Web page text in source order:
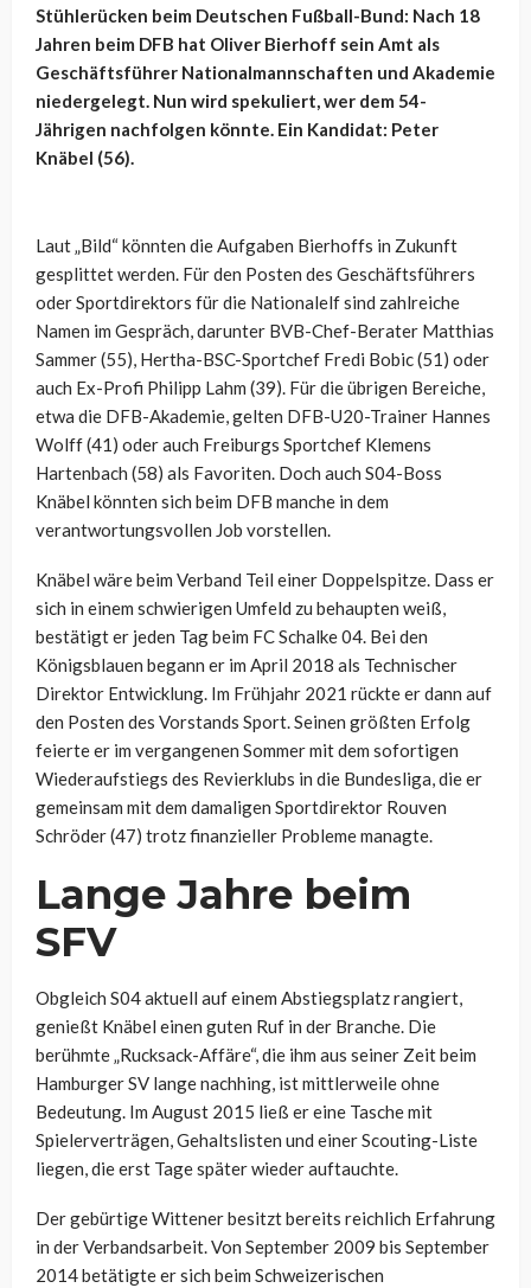
Stühlerücken beim Deutschen Fußball-Bund: Nach 18
Jahren beim DFB hat Oliver Bierhoff sein Amt als
Geschäftsführer Nationalmannschaften und Akademie
niedergelegt. Nun wird spekuliert, wer dem 54-
Jährigen nachfolgen könnte. Ein Kandidat: Peter
Knäbel (56).
Laut „Bild“ könnten die Aufgaben Bierhoffs in Zukunft
gesplittet werden. Für den Posten des Geschäftsführers
oder Sportdirektors für die Nationalelf sind zahlreiche
Namen im Gespräch, darunter BVB-Chef-Berater Matthias
Sammer (55), Hertha-BSC-Sportchef Fredi Bobic (51) oder
auch Ex-Profi Philipp Lahm (39). Für die übrigen Bereiche,
etwa die DFB-Akademie, gelten DFB-U20-Trainer Hannes
Wolff (41) oder auch Freiburgs Sportchef Klemens
Hartenbach (58) als Favoriten. Doch auch S04-Boss
Knäbel könnten sich beim DFB manche in dem
verantwortungsvollen Job vorstellen.
Knäbel wäre beim Verband Teil einer Doppelspitze. Dass er
sich in einem schwierigen Umfeld zu behaupten weiß,
bestätigt er jeden Tag beim FC Schalke 04. Bei den
Königsblauen begann er im April 2018 als Technischer
Direktor Entwicklung. Im Frühjahr 2021 rückte er dann auf
den Posten des Vorstands Sport. Seinen größten Erfolg
feierte er im vergangenen Sommer mit dem sofortigen
Wiederaufstiegs des Revierklubs in die Bundesliga, die er
gemeinsam mit dem damaligen Sportdirektor Rouven
Schröder (47) trotz finanzieller Probleme managte.
Lange Jahre beim
SFV
Obgleich S04 aktuell auf einem Abstiegsplatz rangiert,
genießt Knäbel einen guten Ruf in der Branche. Die
berühmte „Rucksack-Affäre“, die ihm aus seiner Zeit beim
Hamburger SV lange nachhing, ist mittlerweile ohne
Bedeutung. Im August 2015 ließ er eine Tasche mit
Spielerverträgen, Gehaltslisten und einer Scouting-Liste
liegen, die erst Tage später wieder auftauchte.
Der gebürtige Wittener besitzt bereits reichlich Erfahrung
in der Verbandsarbeit. Von September 2009 bis September
2014 betätigte er sich beim Schweizerischen